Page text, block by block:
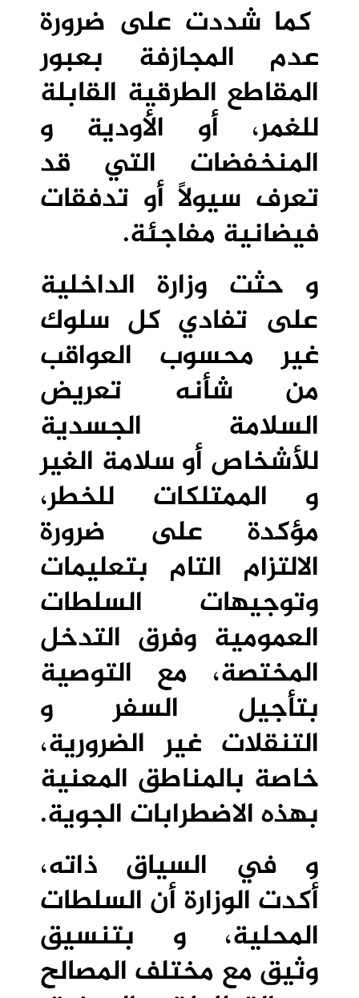
كما شددت على ضرورة
عدم المجازفة بعبور
المقاطع الطرقية القابلة
للغمر، أو الأودية و
المنخفضات التي قد
تعرف سيولاً أو تدفقات
فيضانية مفاجئة.
و حثت وزارة الداخلية
على تفادي كل سلوك
غير محسوب العواقب
من شأنه تعريض
السلامة الجسدية
للأشخاص أو سلامة الغير
و الممتلكات للخطر،
مؤكدة على ضرورة
الالتزام التام بتعليمات
وتوجيهات السلطات
العمومية وفرق التدخل
المختصة، مع التوصية
بتأجيل السفر و
التنقلات غير الضرورية،
خاصة بالمناطق المعنية
بهذه الاضطرابات الجوية.
و في السياق ذاته،
أكدت الوزارة أن السلطات
المحلية، و بتنسيق
وثيق مع مختلف المصالح